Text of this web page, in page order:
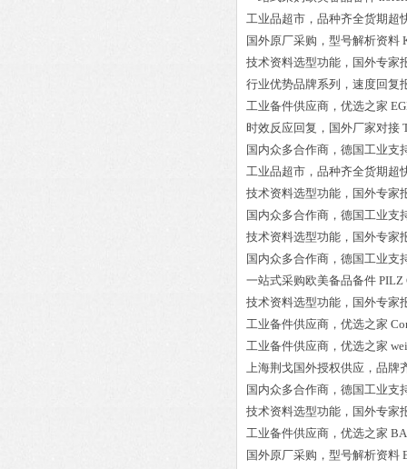
工业品超市，品种齐全货期超
国外原厂采购，型号解析资料
技术资料选型功能，国外专家
行业优势品牌系列，速度回复
工业备件供应商，优选之家
时效反应回复，国外厂家对接
国内众多合作商，德国工业支
工业品超市，品种齐全货期超
技术资料选型功能，国外专家
国内众多合作商，德国工业支
技术资料选型功能，国外专家
国内众多合作商，德国工业支
一站式采购欧美备品备件 PILZ
技术资料选型功能，国外专家
工业备件供应商，优选之家
工业备件供应商，优选之家
上海荆戈国外授权供应，品牌
国内众多合作商，德国工业支
技术资料选型功能，国外专家
工业备件供应商，优选之家
国外原厂采购，型号解析资料